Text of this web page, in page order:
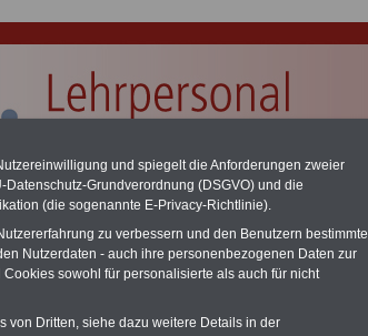
ein Bundes-Kitagesetz!"
PDF-SERVICEnur
und spiegelt die Anforderungen zweier
Grundverordnung (DSGVO) und die
(die sogenannte E-Privacy-Richtlinie).
zu verbessern und den Benutzern bestimmte
Nutzerdaten - auch ihre personenbezogenen Daten zur
sowohl für personalisierte als auch für nicht
von Dritten, siehe dazu weitere Details in der